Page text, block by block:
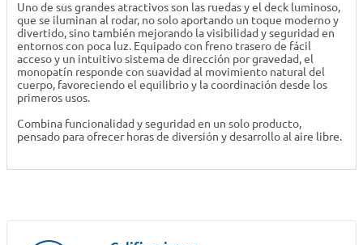
Uno de sus grandes atractivos son las ruedas y el deck luminoso,
que se iluminan al rodar, no solo aportando un toque moderno y
divertido, sino también mejorando la visibilidad y seguridad en
entornos con poca luz. Equipado con freno trasero de fácil
acceso y un intuitivo sistema de dirección por gravedad, el
monopatín responde con suavidad al movimiento natural del
cuerpo, favoreciendo el equilibrio y la coordinación desde los
primeros usos.
Combina funcionalidad y seguridad en un solo producto,
pensado para ofrecer horas de diversión y desarrollo al aire libre.